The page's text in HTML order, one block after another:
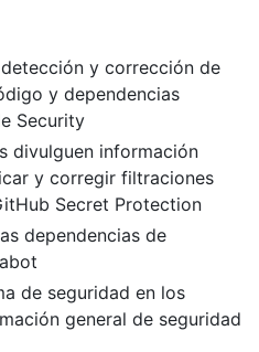
y corrección de
y dependencias
Security
divulguen información
y corregir filtraciones
Secret Protection
dependencias de
de seguridad en los
general de seguridad